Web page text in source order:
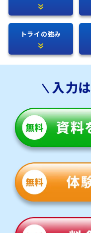
トライの強み